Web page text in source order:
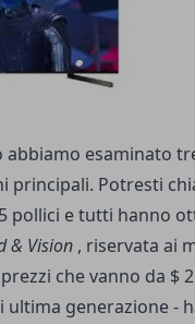
abbiamo esaminato
Potresti
pollici e tutti hanno
& Vision , riservata ai
che vanno da $
ultima generazione -